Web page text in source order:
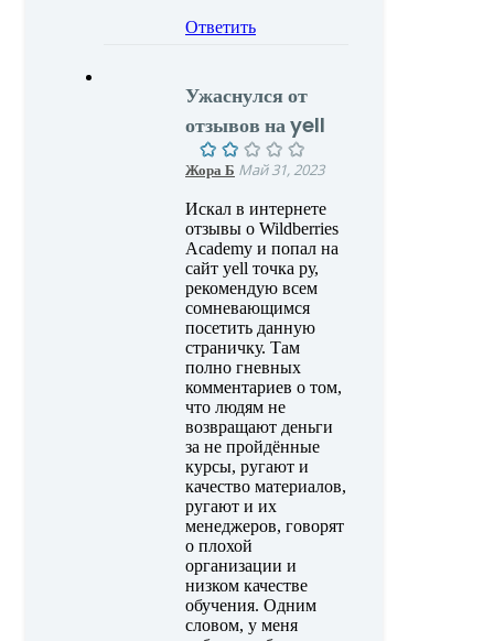
Ответить
Ужаснулся от
отзывов на yell
Жора Б Май 31, 2023
Искал в интернете
отзывы о Wildberries
Academy и попал на
сайт yell точка ру,
рекомендую всем
сомневающимся
посетить данную
страничку. Там
полно гневных
комментариев о том,
что людям не
возвращают деньги
за не пройдённые
курсы, ругают и
качество материалов,
ругают и их
менеджеров, говорят
о плохой
организации и
низком качестве
обучения. Одним
словом, у меня